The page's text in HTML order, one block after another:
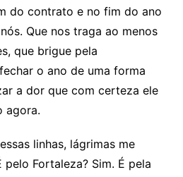
do contrato e no fim do ano
Que nos traga ao menos
que brigue pela
o ano de uma forma
a dor que com certeza ele
agora.
linhas, lágrimas me
Fortaleza? Sim. É pela